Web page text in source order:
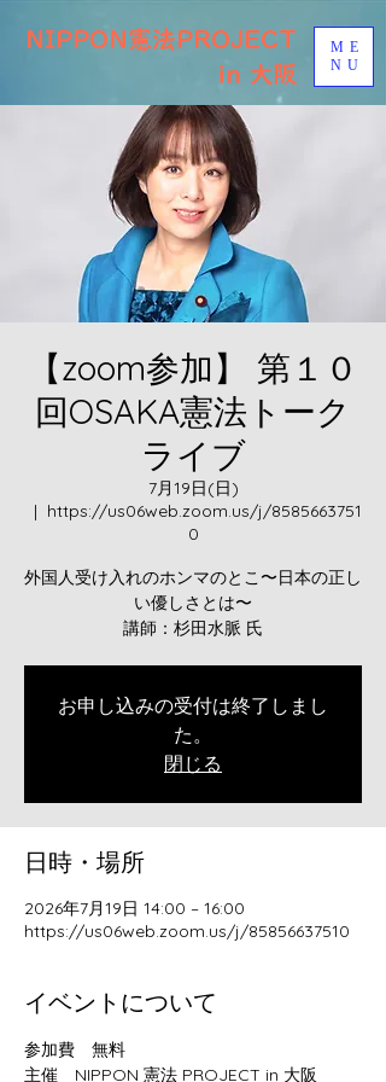
NIPPON憲法PROJECT
in 大阪
ME
NU
【zoom参加】 第１０
回OSAKA憲法トーク
ライブ
7月19日(日)
  |
https://us06web.zoom.us/j/8585663751
0
外国人受け入れのホンマのとこ〜日本の正し
い優しさとは〜
講師：杉田水脈 氏
お申し込みの受付は終了しまし
た。
閉じる
日時・場所
2026年7月19日 14:00 – 16:00
https://us06web.zoom.us/j/85856637510
イベントについて
参加費　無料
主催　NIPPON 憲法 PROJECT in 大阪